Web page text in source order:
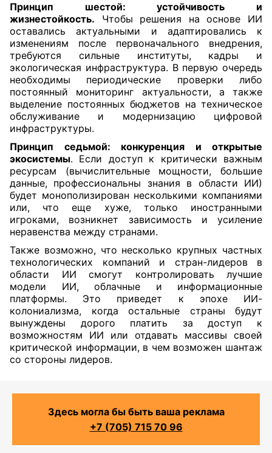
Принцип шестой: устойчивость и
жизнестойкость. Чтобы решения на основе ИИ
оставались актуальными и адаптировались к
изменениям после первоначального внедрения,
требуются сильные институты, кадры и
экологическая инфраструктура. В первую очередь
необходимы периодические проверки либо
постоянный мониторинг актуальности, а также
выделение постоянных бюджетов на техническое
обслуживание и модернизацию цифровой
инфраструктуры.
Принцип седьмой: конкуренция и открытые
экосистемы. Если доступ к критически важным
ресурсам (вычислительные мощности, большие
данные, профессиональны знания в области ИИ)
будет монополизирован несколькими компаниями
или, что еще хуже, только иностранными
игроками, возникнет зависимость и усиление
неравенства между странами.
Также возможно, что несколько крупных частных
технологических компаний и стран-лидеров в
области ИИ смогут контролировать лучшие
модели ИИ, облачные и информационные
платформы. Это приведет к эпохе ИИ-
колониализма, когда остальные страны будут
вынуждены дорого платить за доступ к
возможностям ИИ или отдавать массивы своей
критической информации, в чем возможен шантаж
со стороны лидеров.
Здесь могла бы быть ваша реклама
+7 (705) 715 70 96